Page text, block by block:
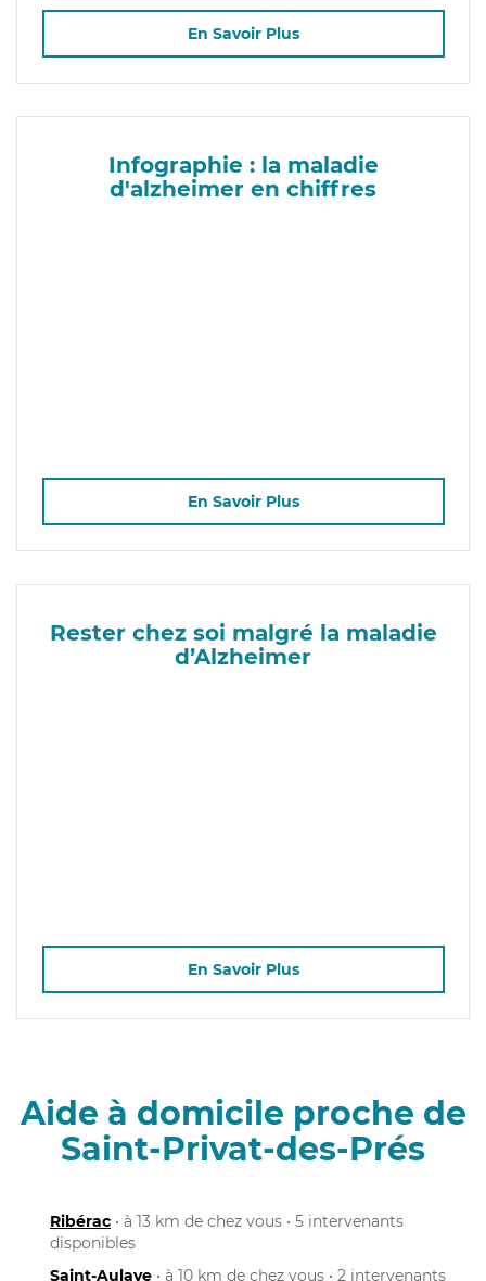
En Savoir Plus
Infographie : la maladie
d'alzheimer en chiffres
En Savoir Plus
Rester chez soi malgré la maladie
d’Alzheimer
En Savoir Plus
Aide à domicile proche de
Saint-Privat-des-Prés
Ribérac • à 13 km de chez vous • 5 intervenants
disponibles
Saint-Aulaye • à 10 km de chez vous • 2 intervenants